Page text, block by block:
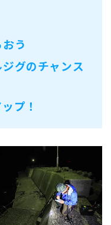
う
グのチャンス
プ！